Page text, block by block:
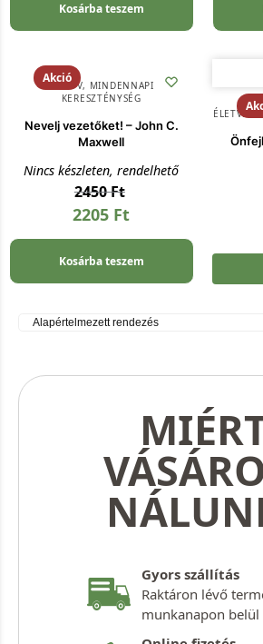
Kosárba teszem
Akció
KÖNYV, MINDENNAPI
KERESZTÉNYSÉG
Nevelj vezetőket! – John C.
Maxwell
Nincs készleten, rendelhető
2450Ft
2205 Ft
Kosárba teszem
Gyors szállítás
Raktáron lévő
munkanapon